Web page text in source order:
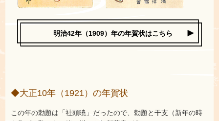
明治42年（1909）年の年賀状はこちら
◆大正10年（1921）の年賀状
この年の勅題は「社頭暁」だったので、勅題と干支（新年の時